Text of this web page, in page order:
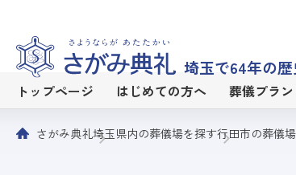
埼玉で64年の
トップページ はじめての方へ 葬儀プラン
さがみ典礼埼玉県内の葬儀場を探す行田市の葬儀場